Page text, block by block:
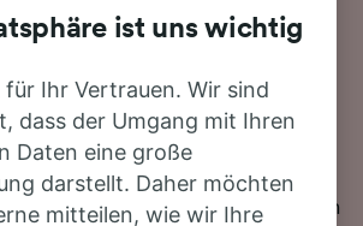
Zug von Schwerin Hbf nach
Dann sind Sie bei uns genau
mit der schnellsten Verbindung
28 km langen Strecke fahren für
am Tag. Es ist kein Umsteigen
Hagenow Land Direktverbindungen
ist uns wichtig
für Ihr Vertrauen. Wir sind
dass der Umgang mit Ihren
Daten eine große
darstellt. Daher möchten
mitteilen, wie wir Ihre